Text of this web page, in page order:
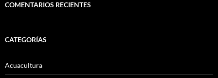
COMENTARIOS RECIENTES
CATEGORÍAS
Acuacultura